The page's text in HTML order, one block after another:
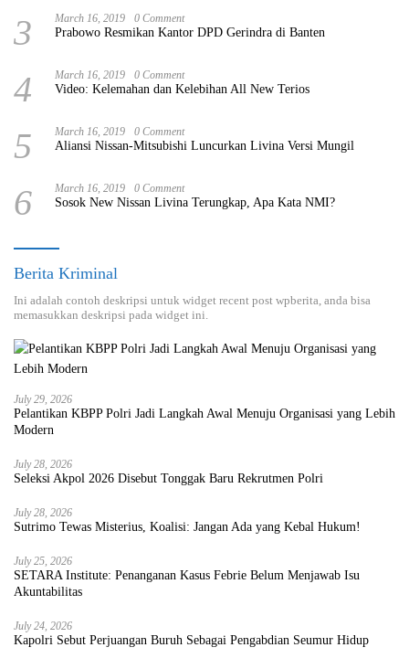
3 March 16, 2019 0 Comment
Prabowo Resmikan Kantor DPD Gerindra di Banten
4 March 16, 2019 0 Comment
Video: Kelemahan dan Kelebihan All New Terios
5 March 16, 2019 0 Comment
Aliansi Nissan-Mitsubishi Luncurkan Livina Versi Mungil
6 March 16, 2019 0 Comment
Sosok New Nissan Livina Terungkap, Apa Kata NMI?
Berita Kriminal
Ini adalah contoh deskripsi untuk widget recent post wpberita, anda bisa
memasukkan deskripsi pada widget ini.
July 29, 2026
Pelantikan KBPP Polri Jadi Langkah Awal Menuju Organisasi yang Lebih
Modern
July 28, 2026
Seleksi Akpol 2026 Disebut Tonggak Baru Rekrutmen Polri
July 28, 2026
Sutrimo Tewas Misterius, Koalisi: Jangan Ada yang Kebal Hukum!
July 25, 2026
SETARA Institute: Penanganan Kasus Febrie Belum Menjawab Isu
Akuntabilitas
July 24, 2026
Kapolri Sebut Perjuangan Buruh Sebagai Pengabdian Seumur Hidup